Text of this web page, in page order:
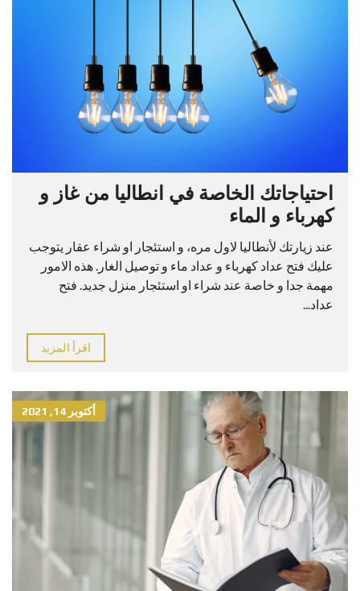
احتياجاتك الخاصة في انطاليا من غاز و
كهرباء و الماء
عند زيارتك لأنطاليا لاول مره، و استئجار او شراء عقار يتوجب
عليك فتح عداد كهرباء و عداد ماء و توصيل الغار. هذه الامور
مهمة جدا و خاصة عند شراء او استئجار منزل جديد. فتح
عداد...
اقرأ المزيد
أكتوبر 14, 2021